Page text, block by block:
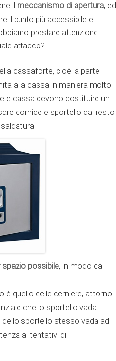
il meccanismo di apertura, ed
il punto più accessibile e
prestare attenzione.
attacco?
cassaforte, cioè la parte
alla cassa in maniera molto
e cassa devono costituire un
cornice e sportello dal resto
spazio possibile, in modo da
è quello delle cerniere, attorno
che lo sportello vada
dello sportello stesso vada ad
ai tentativi di